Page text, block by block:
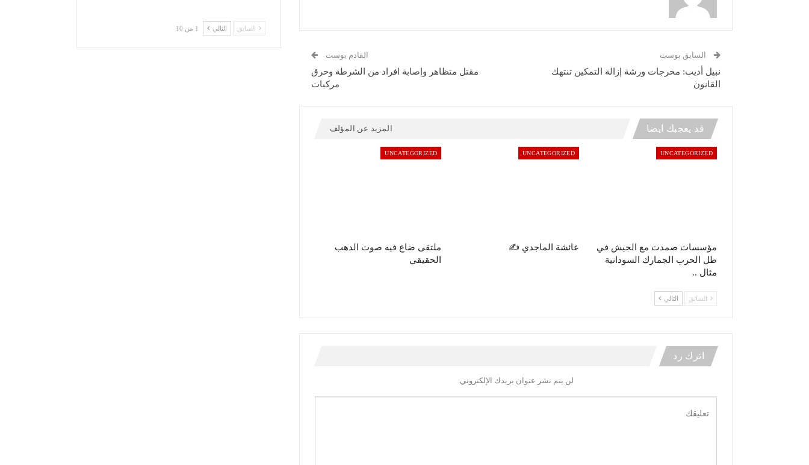
السابق بوست
نبيل أديب: مخرجات ورشة إزالة التمكين تنتهك
القانون
القادم بوست
مقتل متظاهر وإصابة افراد من الشرطة وحرق
مركبات
قد يعجبك ايضا المزيد عن المؤلف
UNCATEGORIZED
مؤسسات صمدت مع الجيش في
ظل الحرب الجمارك السودانية
مثال ..
UNCATEGORIZED
عائشة الماجدي ✍️
UNCATEGORIZED
ملتقى ضاع فيه صوت الدهب
الحقيقي
السابق التالي
اترك رد
لن يتم نشر عنوان بريدك الإلكتروني.
السابق التالي 1 من 10